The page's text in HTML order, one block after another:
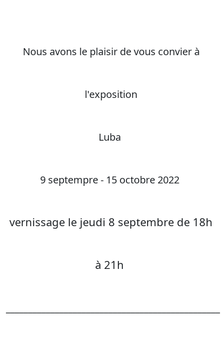
Nous avons le plaisir de vous convier à
l'exposition
Luba
9 septempre - 15 octobre 2022
vernissage le jeudi 8 septembre de 18h
à 21h